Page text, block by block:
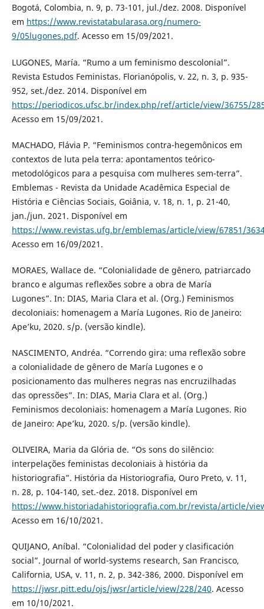
Bogotá, Colombia, n. 9, p. 73-101, jul./dez. 2008. Disponível
em https://www.revistatabularasa.org/numero-
9/05lugones.pdf. Acesso em 15/09/2021.
LUGONES, María. “Rumo a um feminismo descolonial”.
Revista Estudos Feministas. Florianópolis, v. 22, n. 3, p. 935-
952, set./dez. 2014. Disponível em
https://periodicos.ufsc.br/index.php/ref/article/view/36755/
Acesso em 15/09/2021.
MACHADO, Flávia P. “Feminismos contra-hegemônicos em
contextos de luta pela terra: apontamentos teórico-
metodológicos para a pesquisa com mulheres sem-terra”.
Emblemas - Revista da Unidade Acadêmica Especial de
História e Ciências Sociais, Goiânia, v. 18, n. 1, p. 21-40,
jan./jun. 2021. Disponível em
https://www.revistas.ufg.br/emblemas/article/view/67851/
Acesso em 16/09/2021.
MORAES, Wallace de. “Colonialidade de gênero, patriarcado
branco e algumas reflexões sobre a obra de María
Lugones”. In: DIAS, Maria Clara et al. (Org.) Feminismos
decoloniais: homenagem a María Lugones. Rio de Janeiro:
Ape’ku, 2020. s/p. (versão kindle).
NASCIMENTO, Andréa. “Correndo gira: uma reflexão sobre
a colonialidade de gênero de María Lugones e o
posicionamento das mulheres negras nas encruzilhadas
das opressões”. In: DIAS, Maria Clara et al. (Org.)
Feminismos decoloniais: homenagem a María Lugones. Rio
de Janeiro: Ape’ku, 2020. s/p. (versão kindle).
OLIVEIRA, Maria da Glória de. “Os sons do silêncio:
interpelações feministas decoloniais à história da
historiografia”. História da Historiografia, Ouro Preto, v. 11,
n. 28, p. 104-140, set.-dez. 2018. Disponível em
https://www.historiadahistoriografia.com.br/revista/article/
Acesso em 16/10/2021.
QUIJANO, Aníbal. “Colonialidad del poder y clasificación
social”. Journal of world-systems research, San Francisco,
California, USA, v. 11, n. 2, p. 342-386, 2000. Disponível em
https://jwsr.pitt.edu/ojs/jwsr/article/view/228/240. Acesso
em 10/10/2021.